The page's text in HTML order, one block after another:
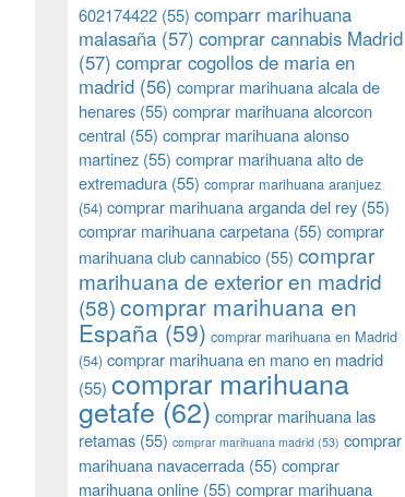
602174422 (55) comparr marihuana
malasaña (57) comprar cannabis Madrid
(57) comprar cogollos de maria en
madrid (56) comprar marihuana alcala de
henares (55) comprar marihuana alcorcon
central (55) comprar marihuana alonso
martinez (55) comprar marihuana alto de
extremadura (55) comprar marihuana aranjuez
(54) comprar marihuana arganda del rey (55)
comprar marihuana carpetana (55) comprar
marihuana club cannabico (55) comprar
marihuana de exterior en madrid
(58)comprar marihuana en
España (59) comprar marihuana en Madrid
(54) comprar marihuana en mano en madrid
(55) comprar marihuana
getafe (62) comprar marihuana las
retamas (55) comprar marihuana madrid (53) comprar
marihuana navacerrada (55) comprar
marihuana online (55) comprar marihuana